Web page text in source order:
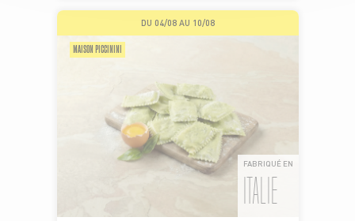
DU 04/08 AU 10/08
MAISON PICCININI
FABRIQUÉ EN
ITALIE